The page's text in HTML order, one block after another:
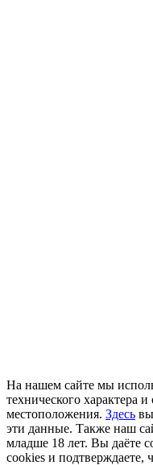
На нашем сайте мы
технического характера
местоположения. Здесь
эти данные. Также наш
младше 18 лет. Вы даёте
cookies и подтверждаете,